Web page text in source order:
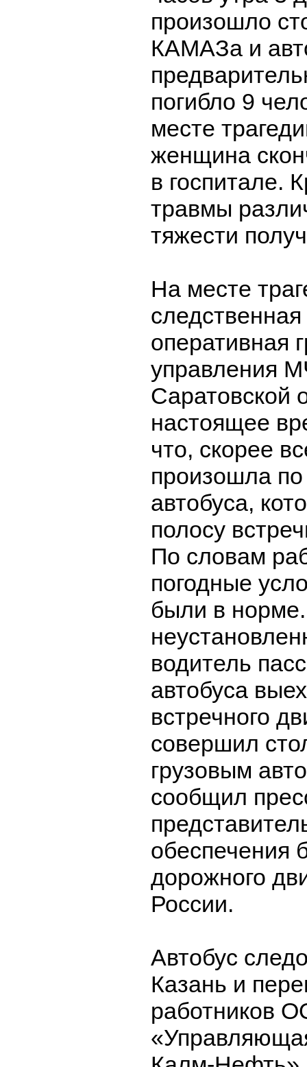
произошло
КАМАЗа и
погибло 9
месте
женщина
в госпитале.
травмы
тяжести
На месте
следственная
оперативная
управления
Саратовской
настоящее
что, скорее
произошла
автобуса,
полосу
По словам
погодные
были в
водитель
автобуса
встречного
совершил
грузовым
сообщил
обеспечения
дорожного
России.
Автобус
Казань и
работников